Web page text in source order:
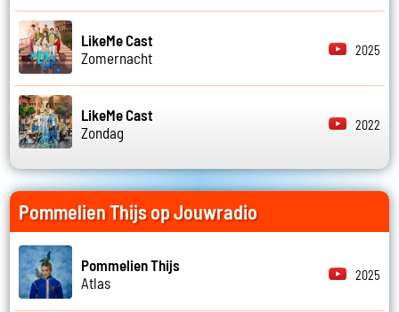
LikeMe Cast
Zomernacht
2025
LikeMe Cast
Zondag
2022
Pommelien Thijs op Jouwradio
Pommelien Thijs
Atlas
2025